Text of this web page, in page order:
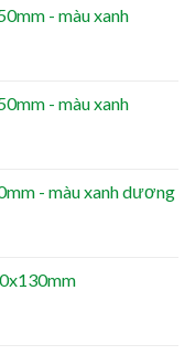
- màu xanh
- màu xanh
- màu xanh dương